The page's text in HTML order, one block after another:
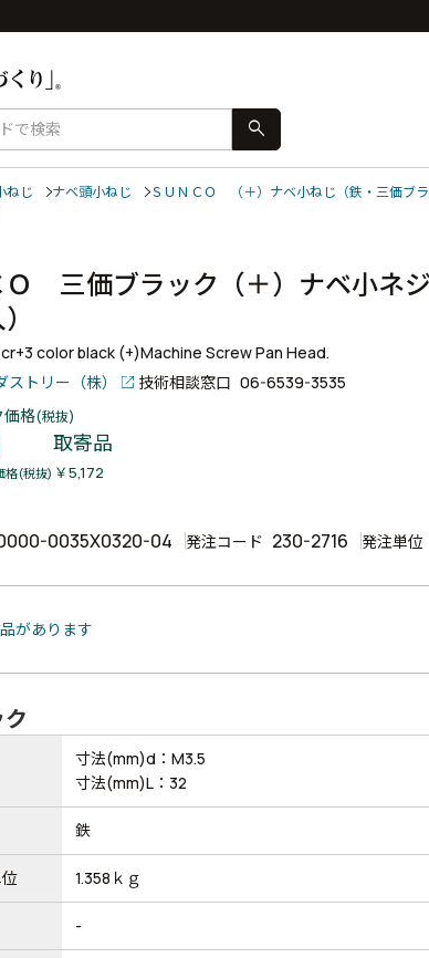
search
ねじ ナベ頭小ねじ
ＳＵＮＣＯ （＋）ナベ小ねじ（鉄・三価ブラ
Ｏ 三価ブラック（＋）ナベ小
）
color black (+)Machine Screw Pan Head.
トリー（株）
技術相談窓口 06-6539-3535
価格(税抜)
取寄品
格(税抜) ￥5,172
0035X0320-04 発注コード 230-2716 発注単位
があります
寸法(mm)d：M3.5
寸法(mm)L：32
鉄
1.358ｋｇ
-